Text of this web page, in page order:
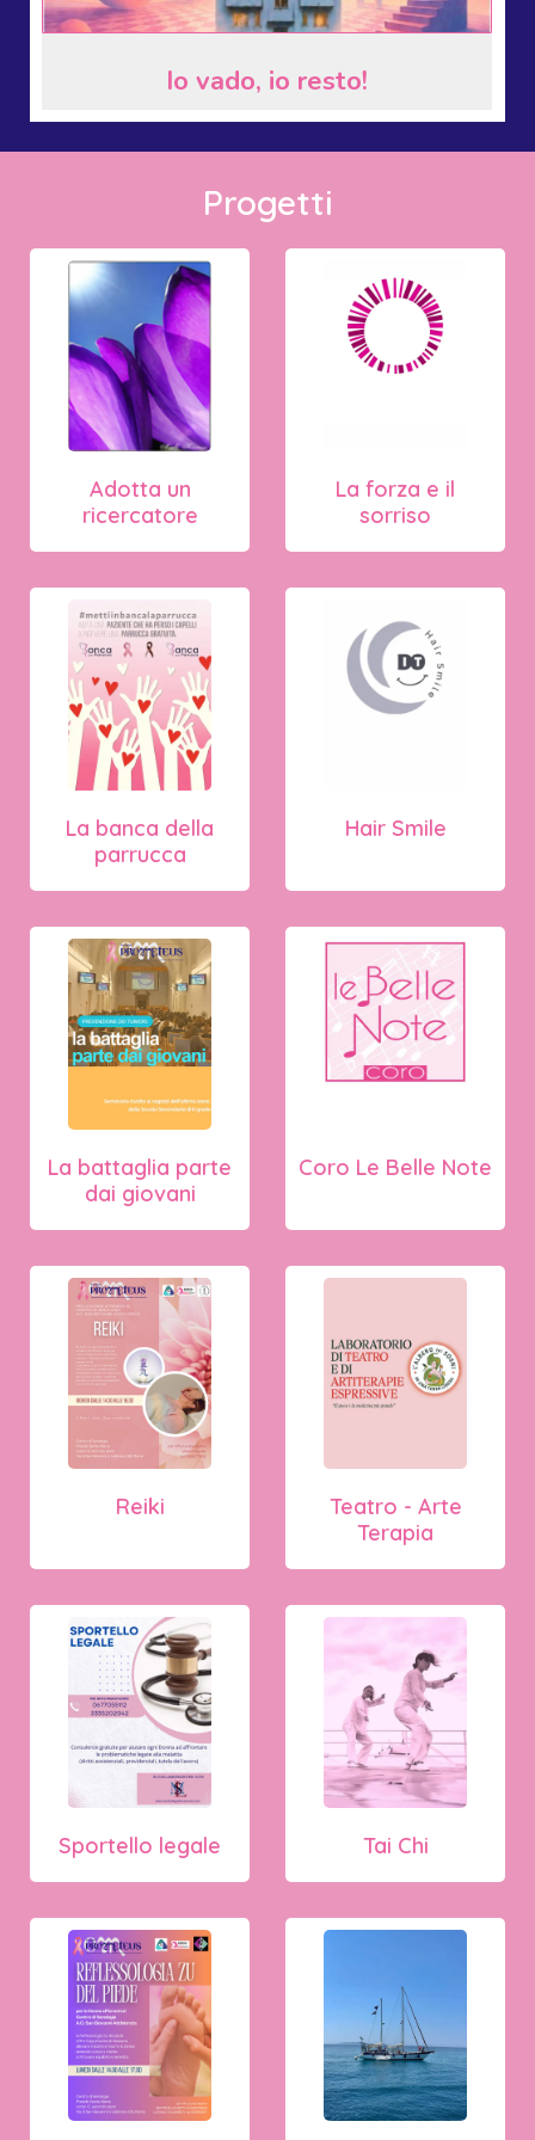
Io vado, io resto!
Progetti
Adotta un
ricercatore
La forza e il
sorriso
La banca della
parrucca
Hair Smile
La battaglia parte
dai giovani
Coro Le Belle Note
Reiki
Teatro - Arte
Terapia
Sportello legale Tai Chi